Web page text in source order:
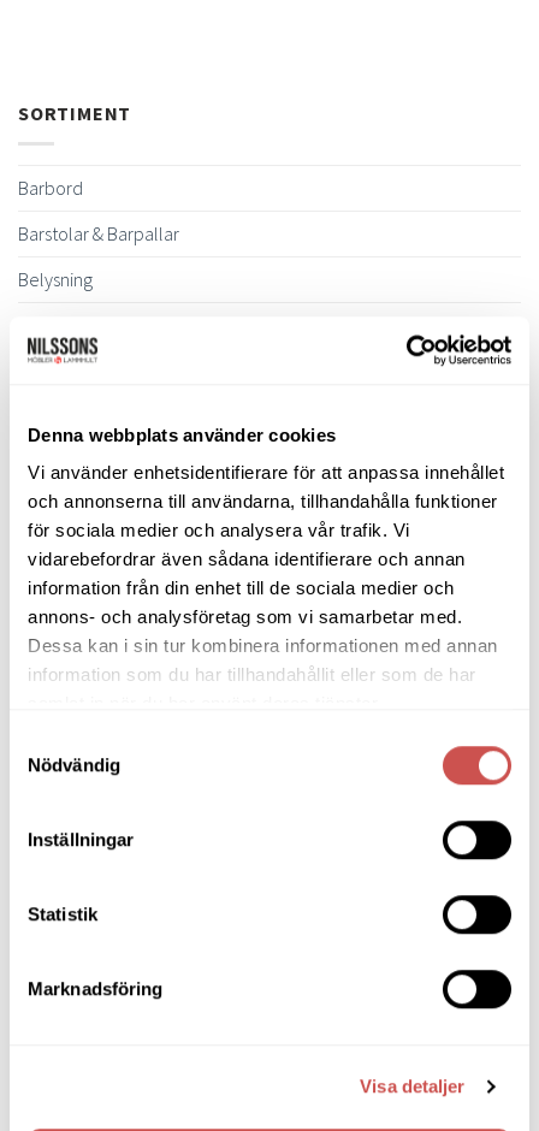
Denna webbplats använder cookies
Vi använder enhetsidentifierare för att anpassa innehållet
och annonserna till användarna, tillhandahålla funktioner
för sociala medier och analysera vår trafik. Vi
vidarebefordrar även sådana identifierare och annan
information från din enhet till de sociala medier och
annons- och analysföretag som vi samarbetar med.
Dessa kan i sin tur kombinera informationen med annan
information som du har tillhandahållit eller som de har
Nödvändig
Inställningar
Statistik
Marknadsföring
Visa detaljer
SORTIMENT
Barbord
Barstolar & Barpallar
Belysning
Byråer
Bänkar & Pallar
Fåtöljer
Hallmöbler
Inredning
Ljusbelysta Glastavlor
Möbelvård
Prissänkta utställningsmöbler